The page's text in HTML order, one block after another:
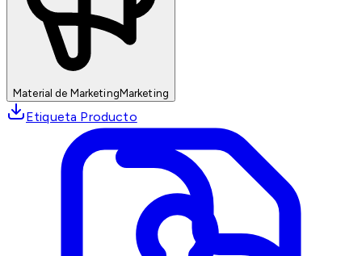
Material de MarketingMarketing
Etiqueta Producto